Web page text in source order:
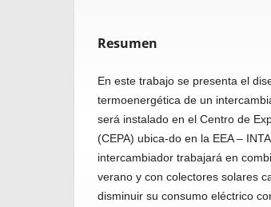
Resumen
En este trabajo se presenta el
termoenergética de un
será instalado en el Centro de
(CEPA) ubica-do en la EEA –
intercambiador trabajará en
verano y con colectores solares
disminuir su consumo eléctrico